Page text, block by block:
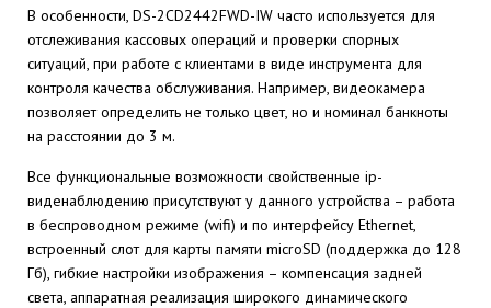
В особенности, DS-2CD2442FWD-IW часто используется для
отслеживания кассовых операций и проверки спорных
ситуаций, при работе с клиентами в виде инструмента для
контроля качества обслуживания. Например, видеокамера
позволяет определить не только цвет, но и номинал банкноты
на расстоянии до 3 м.
Все функциональные возможности свойственные ip-
виденаблюдению присутствуют у данного устройства – работа
в беспроводном режиме (wifi) и по интерфейсу Ethernet,
встроенный слот для карты памяти microSD (поддержка до 128
Гб), гибкие настройки изображения – компенсация задней
света, аппаратная реализация широкого динамического